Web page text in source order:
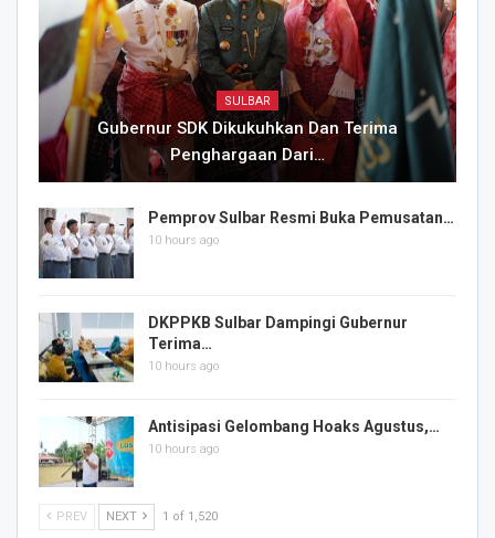
SULBAR
Gubernur SDK Dikukuhkan Dan Terima
Penghargaan Dari…
Pemprov Sulbar Resmi Buka Pemusatan…
10 hours ago
DKPPKB Sulbar Dampingi Gubernur
Terima…
10 hours ago
Antisipasi Gelombang Hoaks Agustus,…
10 hours ago
PREV NEXT 1 of 1,520